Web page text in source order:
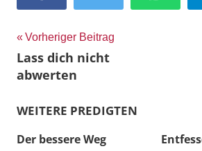
Beitragsnavigation
Vorheriger Beitrag
Lass dich nicht
abwerten
WEITERE PREDIGTEN
Der bessere Weg